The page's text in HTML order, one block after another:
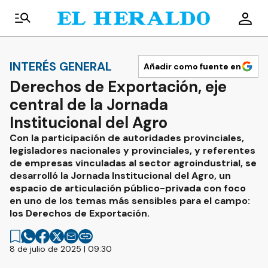
INTERÉS GENERAL Añadir como fuente en
Derechos de Exportación, eje
central de la Jornada
Institucional del Agro
Con la participación de autoridades provinciales,
legisladores nacionales y provinciales, y referentes
de empresas vinculadas al sector agroindustrial, se
desarrolló la Jornada Institucional del Agro, un
espacio de articulación público-privada con foco
en uno de los temas más sensibles para el campo:
los Derechos de Exportación.
8 de julio de 2025 | 09:30